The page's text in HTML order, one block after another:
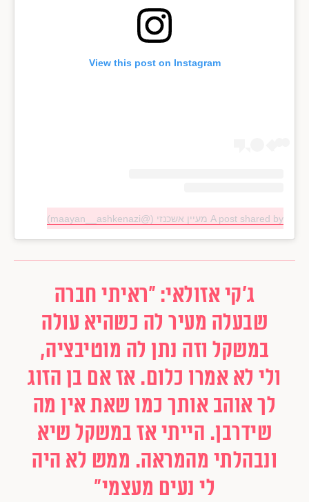
View this post on Instagram
A post shared by מעיין אשכנזי (@maayan__ashkenazi)
ג'קי אזולאי: "ראיתי חברה
שבעלה מעיר לה כשהיא עולה
במשקל וזה נתן לה מוטיבציה,
ולי לא אמרו כלום. אז אם בן הזוג
לך אוהב אותך כמו שאת אין מה
שידרבן. הייתי אז במשקל שיא
ונבהלתי מהמראה. ממש לא היה
לי נעים מעצמי"